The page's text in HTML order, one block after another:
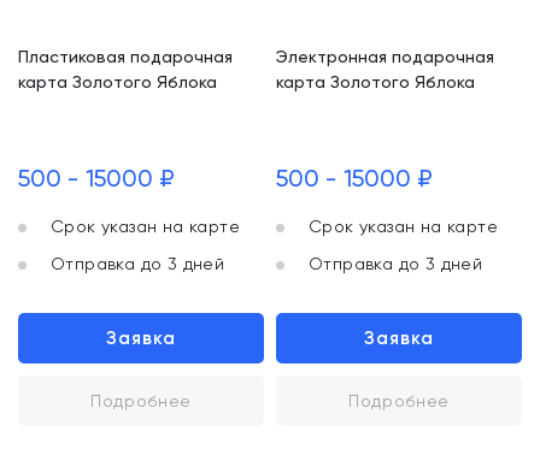
Пластиковая подарочная
карта Золотого Яблока
500 - 15000 ₽
Срок указан на карте
Отправка до 3 дней
Заявка
Подробнее
Электронная подарочная
карта Золотого Яблока
500 - 15000 ₽
Срок указан на карте
Отправка до 3 дней
Заявка
Подробнее